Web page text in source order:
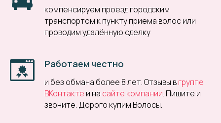
компенсируем проезд городским
транспортом к пункту приема волос или
проводим удалённую сделку
Работаем честно
и без обмана более 8 лет. Отзывы вгруппе
ВКонтакте и на сайте компании. Пишите и
звоните. Дорого купим Волосы.